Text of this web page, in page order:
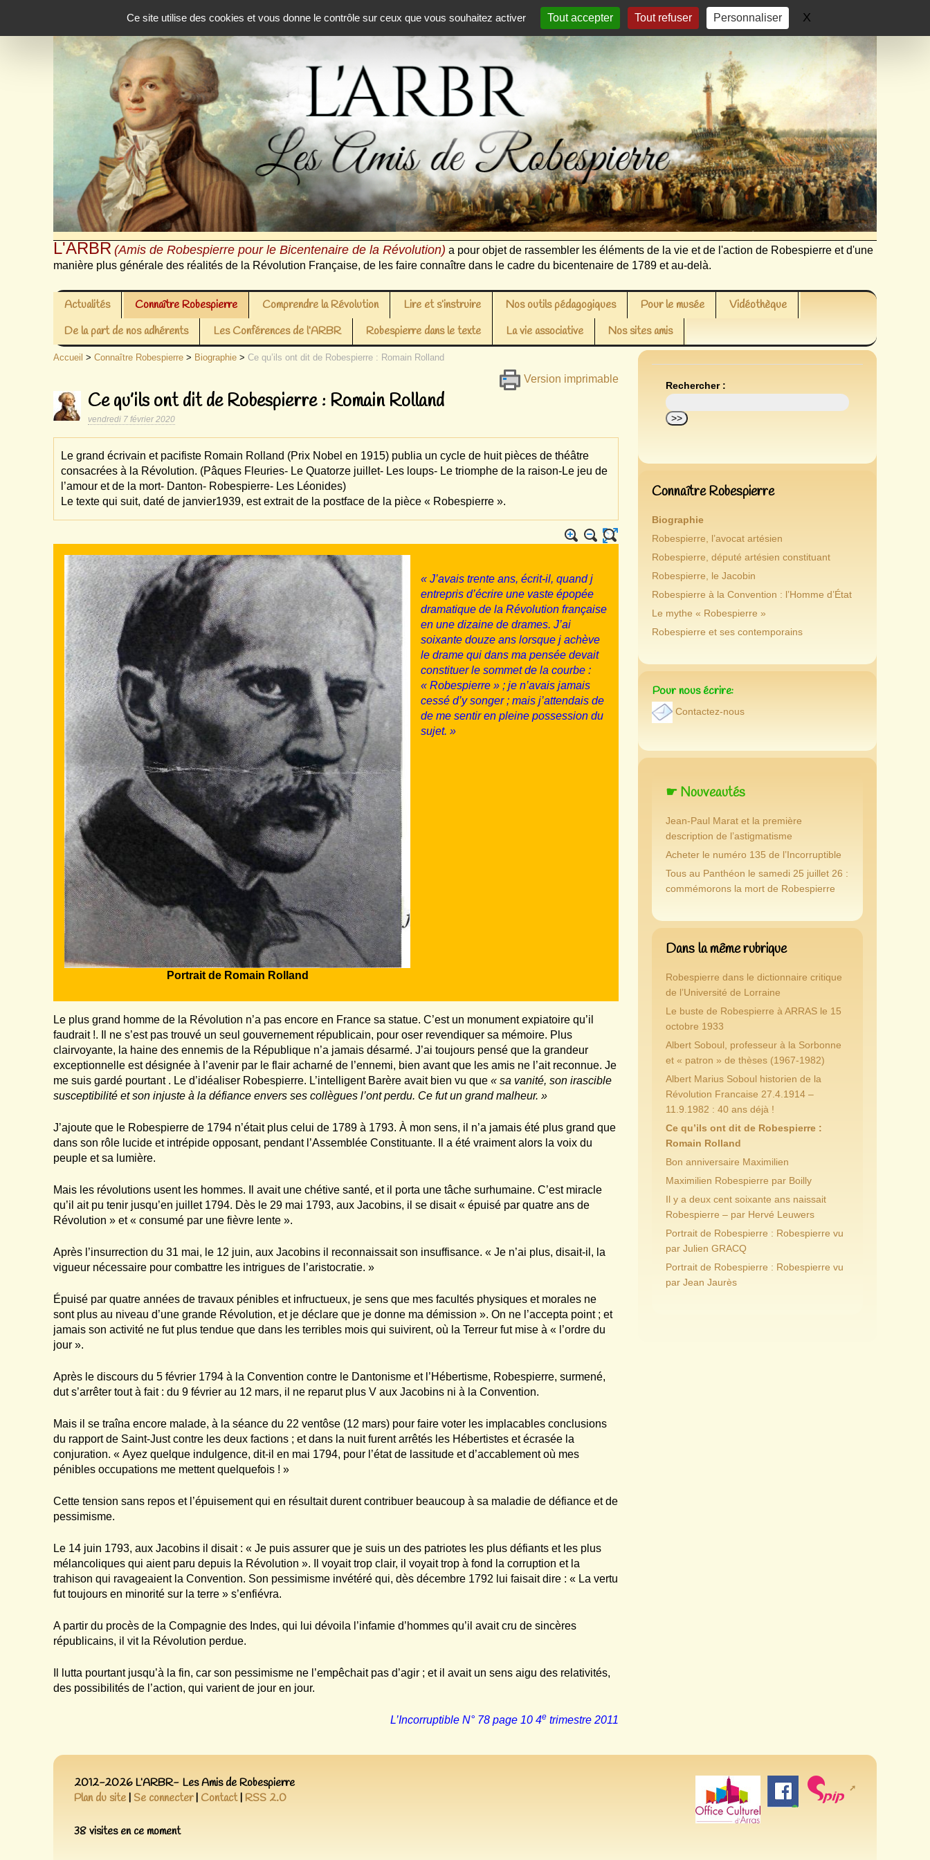
Ce site utilise des cookies et vous donne le contrôle sur ceux que vous souhaitez activer
Tout accepter Tout refuser Personnaliser X
L'ARBR (Amis de Robespierre pour le Bicentenaire de la Révolution) a pour objet de rassembler les éléments de la vie et de l'action de Robespierre et d'une
manière plus générale des réalités de la Révolution Française, de les faire connaître dans le cadre du bicentenaire de 1789 et au-delà.
Actualités Connaître Robespierre Comprendre la Révolution Lire et s’instruire Nos outils pédagogiques Pour le musée
Vidéothèque
De la part de nos adhérents
Les Conférences de l’ARBR Robespierre dans le texte La vie associative Nos sites amis
Accueil >Connaître Robespierre > Biographie >Ce qu’ils ont dit de Robespierre : Romain Rolland
Version imprimable
Ce qu’ils ont dit de Robespierre : Romain Rolland
vendredi 7 février 2020
Le grand écrivain et pacifiste Romain Rolland (Prix Nobel en 1915) publia un cycle de huit pièces de théâtre
consacrées à la Révolution. (Pâques Fleuries- Le Quatorze juillet- Les loups- Le triomphe de la raison-Le jeu de
l’amour et de la mort- Danton- Robespierre- Les Léonides)
Le texte qui suit, daté de janvier1939, est extrait de la postface de la pièce « Robespierre ».
Portrait de Romain Rolland
« J’avais trente ans, écrit-il, quand j
entrepris d’écrire une vaste épopée
dramatique de la Révolution française
en une dizaine de drames. J’ai
soixante douze ans lorsque j achève
le drame qui dans ma pensée devait
constituer le sommet de la courbe :
« Robespierre » ; je n’avais jamais
cessé d’y songer ; mais j’attendais de
de me sentir en pleine possession du
sujet. »
Le plus grand homme de la Révolution n’a pas encore en France sa statue. C’est un monument expiatoire qu’il
faudrait !. Il ne s’est pas trouvé un seul gouvernement républicain, pour oser revendiquer sa mémoire. Plus
clairvoyante, la haine des ennemis de la République n’a jamais désarmé. J’ai toujours pensé que la grandeur
exceptionnelle est désignée à l’avenir par le flair acharné de l’ennemi, bien avant que les amis ne l’ait reconnue. Je
me suis gardé pourtant . Le d’idéaliser Robespierre. L’intelligent Barère avait bien vu que« sa vanité, son irascible
susceptibilité et son injuste àla défiance envers ses collègues l’ont perdu. Ce fut un grand malheur. »
J’ajoute que le Robespierre de 1794 n’était plus celui de 1789 à 1793. À mon sens, il n’a jamais été plus grand que
dans son rôle lucide et intrépide opposant, pendant l’Assemblée Constituante. Il a été vraiment alors la voix du
peuple et sa lumière.
Mais les révolutions usent les hommes. Il avait une chétive santé, et il porta une tâche surhumaine. C’est miracle
qu’il ait pu tenir jusqu’en juillet 1794. Dès le 29 mai 1793, aux Jacobins, il se disait « épuisé par quatre ans de
Révolution » et « consumé par une fièvre lente ».
Après l’insurrection du 31 mai, le 12 juin, aux Jacobins il reconnaissait son insuffisance. « Je n’ai plus, disait-il, la
vigueur nécessaire pour combattre les intrigues de l’aristocratie. »
Épuisé par quatre années de travaux pénibles et infructueux, je sens que mes facultés physiques et morales ne
sont plus au niveau d’une grande Révolution, et je déclare que je donne ma démission ». On ne l’accepta point ; et
jamais son activité ne fut plus tendue que dans les terribles mois qui suivirent, où la Terreur fut mise à « l’ordre du
jour ».
Après le discours du 5 février 1794 à la Convention contre le Dantonisme et l’Hébertisme, Robespierre, surmené,
dut s’arrêter tout à fait : du 9 février au 12 mars, il ne reparut plus V aux Jacobins ni à la Convention.
Mais il se traîna encore malade, à la séance du 22 ventôse (12 mars) pour faire voter les implacables conclusions
du rapport de Saint-Just contre les deux factions ; et dans la nuit furent arrêtés les Hébertistes et écrasée la
conjuration. « Ayez quelque indulgence, dit-il en mai 1794, pour l’état de lassitude et d’accablement où mes
pénibles occupations me mettent quelquefois ! »
Cette tension sans repos et l’épuisement qui en résultait durent contribuer beaucoup à sa maladie de défiance et de
pessimisme.
Le 14 juin 1793, aux Jacobins il disait : « Je puis assurer que je suis un des patriotes les plus défiants et les plus
mélancoliques qui aient paru depuis la Révolution ». Il voyait trop clair, il voyait trop à fond la corruption et la
trahison qui ravageaient la Convention. Son pessimisme invétéré qui, dès décembre 1792 lui faisait dire : « La vertu
fut toujours en minorité sur la terre » s’enfiévra.
A partir du procès de la Compagnie des Indes, qui lui dévoila l’infamie d’hommes qu’il avait cru de sincères
républicains, il vit la Révolution perdue.
Il lutta pourtant jusqu’à la fin, car son pessimisme ne l’empêchait pas d’agir ; et il avait un sens aigu des relativités,
des possibilités de l’action, qui varient de jour en jour.
L’Incorruptible N° 78 page 10 4etrimestre 2011
Rechercher :
Connaître Robespierre
Biographie
Robespierre, l’avocat artésien
Robespierre, député artésien constituant
Robespierre, le Jacobin
Robespierre à la Convention : l’Homme d’État
Le mythe « Robespierre »
Robespierre et ses contemporains
Pour nous écrire:
Contactez-nous
☛ Nouveautés
Jean-Paul Marat et la première
description de l’astigmatisme
Acheter le numéro 135 de l’Incorruptible
Tous au Panthéon le samedi 25 juillet 26 :
commémorons la mort de Robespierre
Dans la même rubrique
Robespierre dans le dictionnaire critique
de l’Université de Lorraine
Le buste de Robespierre à ARRAS le 15
octobre 1933
Albert Soboul, professeur à la Sorbonne
et « patron » de thèses (1967-1982)
Albert Marius Soboul historien de la
Révolution Francaise 27.4.1914 –
11.9.1982 : 40 ans déjà !
Ce qu’ils ont dit de Robespierre :
Romain Rolland
Bon anniversaire Maximilien
Maximilien Robespierre par Boilly
Il y a deux cent soixante ans naissait
Robespierre – par Hervé Leuwers
Portrait de Robespierre : Robespierre vu
par Julien GRACQ
Portrait de Robespierre : Robespierre vu
par Jean Jaurès
2012-2026 L’ARBR- Les Amis de Robespierre
Plan du site| Se connecter| Contact| RSS 2.0
38 visites en ce moment